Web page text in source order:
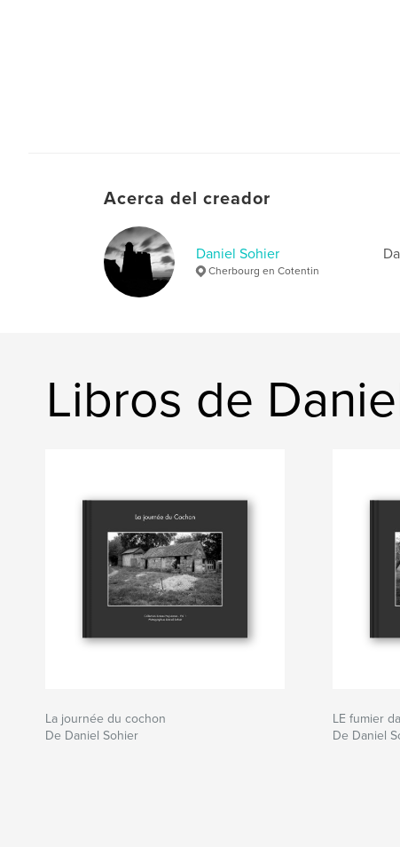
Acerca del creador
Daniel Sohier
Cherbourg en Cotentin
Libros de
La journée du cochon
De Daniel Sohier
LE fumier
De Daniel